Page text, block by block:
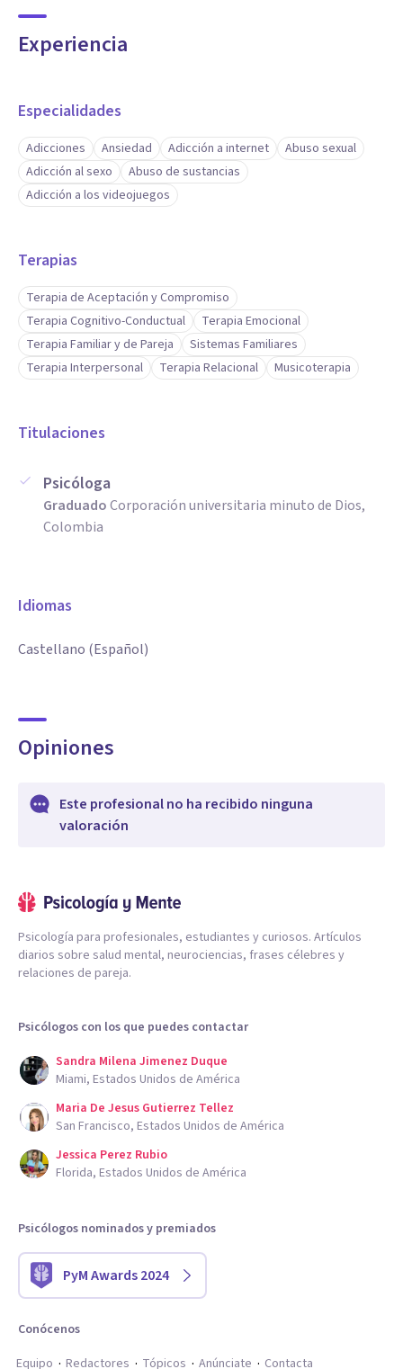
Experiencia
Especialidades
Adicciones Ansiedad Adicción a internet
Abuso sexual
Adicción al sexo
Abuso de sustancias
Adicción a los videojuegos
Terapias
Terapia de Aceptación y Compromiso
Terapia Cognitivo-Conductual
Terapia Emocional
Terapia Familiar y de Pareja
Sistemas Familiares
Terapia Interpersonal
Terapia Relacional Musicoterapia
Titulaciones
Psicóloga
GraduadoCorporación universitaria minuto de Dios,
Colombia
Idiomas
Castellano (Español)
Opiniones
Este profesional no ha recibido ninguna
valoración
Psicología para profesionales, estudiantes y curiosos. Artículos
diarios sobre salud mental, neurociencias, frases célebres y
relaciones de pareja.
Psicólogos con los que puedes contactar
Sandra Milena Jimenez Duque
Miami, Estados Unidos de América
Maria De Jesus Gutierrez Tellez
San Francisco, Estados Unidos de América
Jessica Perez Rubio
Florida, Estados Unidos de América
Psicólogos nominados y premiados
PyM Awards 2024
Conócenos
Equipo
Redactores Tópicos Anúnciate Contacta